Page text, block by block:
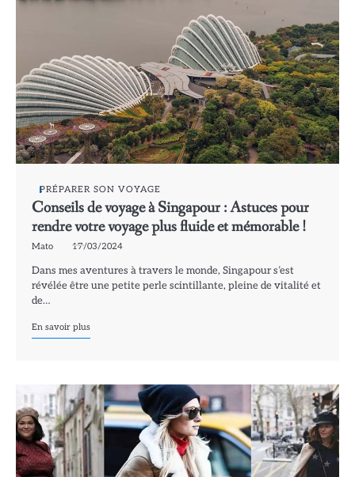
PRÉPARER SON VOYAGE
Conseils de voyage à Singapour : Astuces pour
rendre votre voyage plus fluide et mémorable !
Mato 17/03/2024
Dans mes aventures à travers le monde, Singapour s’est
révélée être une petite perle scintillante, pleine de vitalité et
de…
En savoir plus